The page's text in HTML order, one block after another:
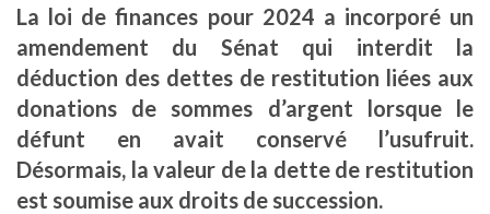
La loi de finances pour 2024 a incorporé un
amendement du Sénat qui interdit la
déduction des dettes de restitution liées aux
donations de sommes d’argent lorsque le
défunt en avait conservé l’usufruit.
Désormais, la valeur de la dette de restitution
est soumise aux droits de succession.